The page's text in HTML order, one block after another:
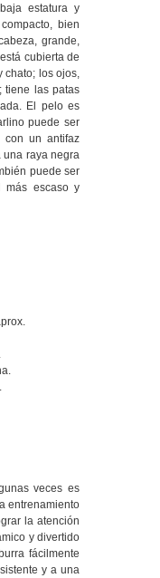
estatura y
bien
grande,
cubierta de
chato; los ojos,
tiene las patas
El pelo es
puede ser
con un antifaz
una raya negra
puede ser
escaso y
veces es
entrenamiento
la atención
y divertido
fácilmente
y a una